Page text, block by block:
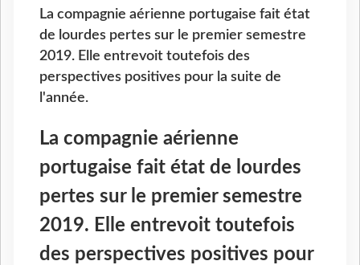
La compagnie aérienne portugaise fait état
de lourdes pertes sur le premier semestre
2019. Elle entrevoit toutefois des
perspectives positives pour la suite de
l'année.
La compagnie aérienne
portugaise fait état de lourdes
pertes sur le premier semestre
2019. Elle entrevoit toutefois
des perspectives positives pour